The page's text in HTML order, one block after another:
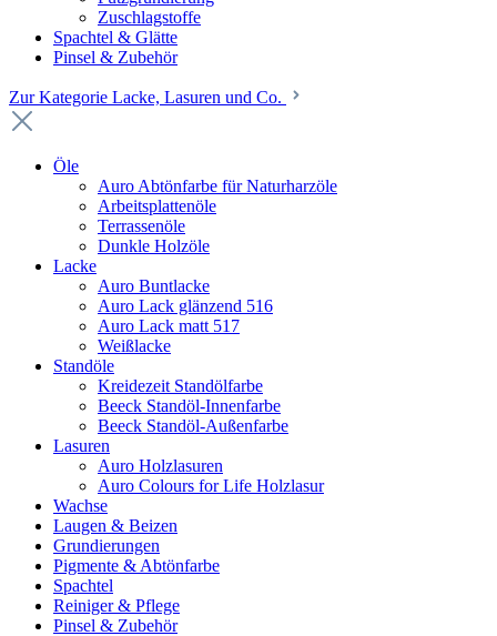
Zuschlagstoffe
Spachtel & Glätte
Pinsel & Zubehör
Zur Kategorie Lacke, Lasuren und Co.
Öle
Auro Abtönfarbe für Naturharzöle
Arbeitsplattenöle
Terrassenöle
Dunkle Holzöle
Lacke
Auro Buntlacke
Auro Lack glänzend 516
Auro Lack matt 517
Weißlacke
Standöle
Kreidezeit Standölfarbe
Beeck Standöl-Innenfarbe
Beeck Standöl-Außenfarbe
Lasuren
Auro Holzlasuren
Auro Colours for Life Holzlasur
Wachse
Laugen & Beizen
Grundierungen
Pigmente & Abtönfarbe
Spachtel
Reiniger & Pflege
Pinsel & Zubehör